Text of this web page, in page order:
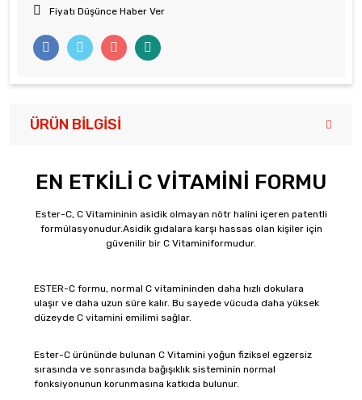
Fiyatı Düşünce Haber Ver
ÜRÜN BILGISI
EN ETKİLİ C VİTAMİNİ FORMU
Ester-C, C Vitamininin asidik olmayan nötr halini içeren patentli
formülasyonudur.Asidik gıdalara karşı hassas olan kişiler için
güvenilir bir C Vitaminiformudur.
ESTER-C formu, normal C vitamininden daha hızlı dokulara
ulaşır ve daha uzun süre kalır. Bu sayede vücuda daha yüksek
düzeyde C vitamini emilimi sağlar.
Ester-C ürününde bulunan C Vitamini yoğun fiziksel egzersiz
sırasında ve sonrasında bağışıklık sisteminin normal
fonksiyonunun korunmasına katkıda bulunur.